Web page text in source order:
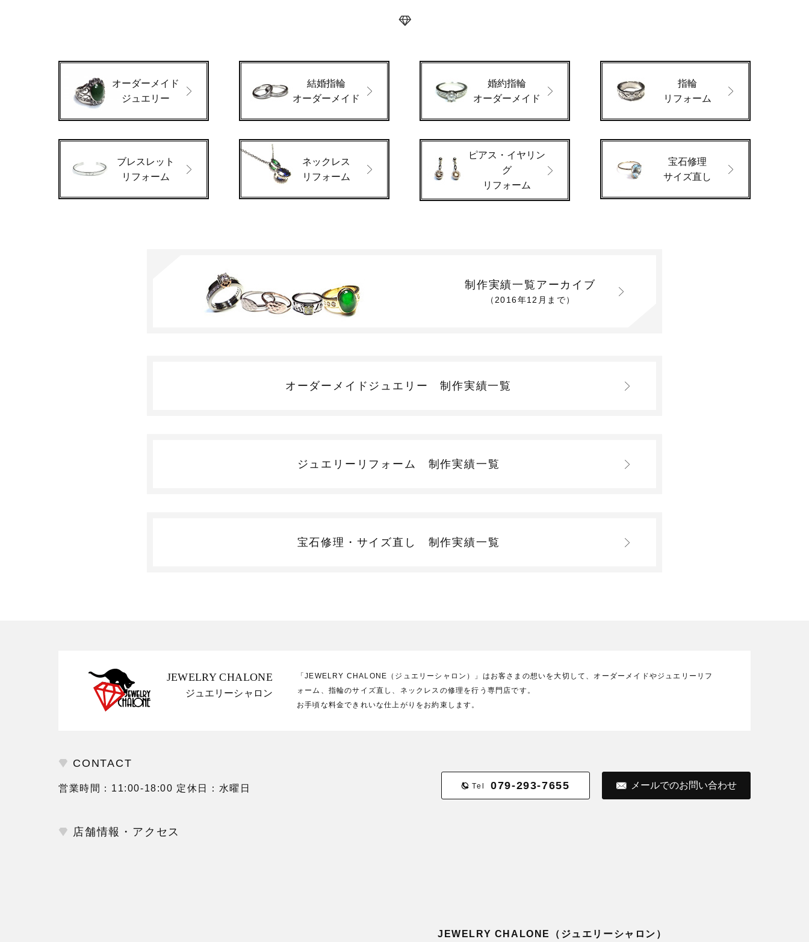
オーダーメイド
ジュエリー
結婚指輪
オーダーメイド
婚約指輪
オーダーメイド
指輪
リフォーム
ブレスレット
リフォーム
ネックレス
リフォーム
ピアス・イヤリン
グ
リフォーム
宝石修理
サイズ直し
制作実績一覧アーカイブ
（2016年12月まで）
オーダーメイドジュエリー制作実績一覧
ジュエリーリフォーム 制作実績一覧
宝石修理・サイズ直し 制作実績一覧
JEWELRY CHALONE
ジュエリーシャロン
「JEWELRY CHALONE（ジュエリーシャロン）」はお客さまの想いを大切して、オーダーメイドやジュエリーリフ
ォーム、指輪のサイズ直し、ネックレスの修理を行う専門店です。
お手頃な料金できれいな仕上がりをお約束します。
CONTACT
営業時間：11:00-18:00 定休日：水曜日 Tel 079-293-7655 メールでのお問い合わせ
店舗情報・アクセス
JEWELRY CHALONE（ジュエリーシャロン）